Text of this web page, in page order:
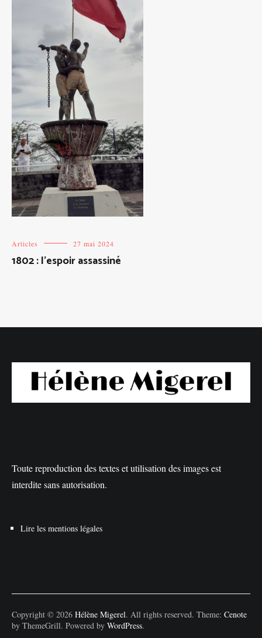
Articles 27 mai 2024
1802 : l’espoir assassiné
Toute reproduction des textes et utilisation des images est
interdite sans autorisation.
Lire les mentions légales
Copyright © 2026 Hélène Migerel. All rights reserved. Theme: Cenote
by ThemeGrill. Powered by WordPress.